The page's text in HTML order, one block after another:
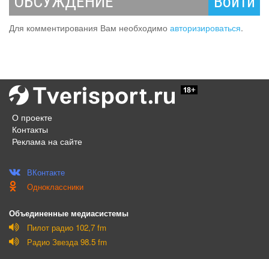
Для комментирования Вам необходимо авторизироваться.
О проекте
Контакты
Реклама на сайте
ВКонтакте
Одноклассники
Объединенные медиасистемы
Пилот радио 102,7 fm
Радио Звезда 98.5 fm